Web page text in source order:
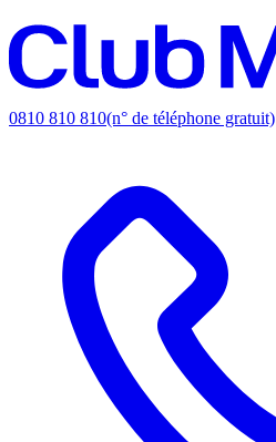
0810 810 810(n° de téléphone gratuit)